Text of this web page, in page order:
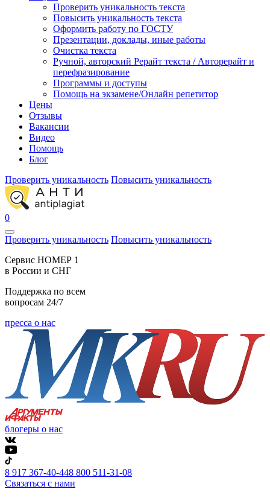
Проверить уникальность текста
Повысить уникальность текста
Оформить работу по ГОСТУ
Презентации, доклады, иные работы
Очистка текста
Ручной, авторский Рерайт текста / Авторерайт и
перефразирование
Программы и доступы
Помощь на экзамене/Онлайн репетитор
Цены
Отзывы
Вакансии
Видео
Помощь
Блог
Проверить уникальность Повысить уникальность
0
Проверить уникальность Повысить уникальность
Cервис НОМЕР 1
в России и СНГ
Поддержка по всем
вопросам 24/7
пресса о нас
блогеры о нас
8 917 367-40-448 800 511-31-08
Связаться с нами